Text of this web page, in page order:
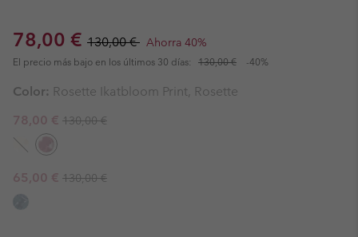
Sale price:
78,00 € Regular price:
130,00 € Ahorra 40%
El precio más bajo en los últimos 30 días: 130,00 € -40%
Color: Rosette Ikatbloom Print, Rosette
Sale price:
78,00 € Regular price:
130,00 €
Sale price:
65,00 € Regular price:
130,00 €